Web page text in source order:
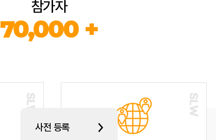
사전 등록
참가자
70,000 +